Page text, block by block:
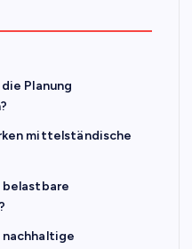
Planung
mittelständische